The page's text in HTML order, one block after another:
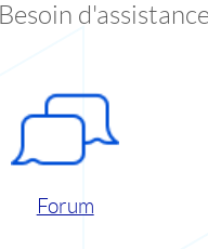
Besoin
Forum